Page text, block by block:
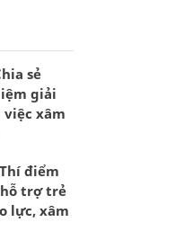
sẻ
giải
xâm
điểm
trợ trẻ
lực, xâm